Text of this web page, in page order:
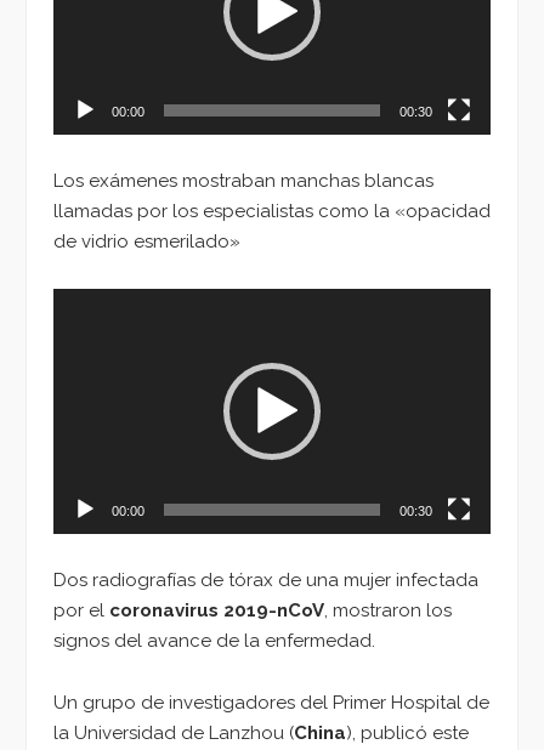
00:00 00:30
Los exámenes mostraban manchas blancas
llamadas por los especialistas como la «opacidad
de vidrio esmerilado»
00:00 00:30
Dos radiografías de tórax de una mujer infectada
por el coronavirus 2019-nCoV, mostraron los
signos del avance de la enfermedad.
Un grupo de investigadores del Primer Hospital de
la Universidad de Lanzhou (China), publicó este